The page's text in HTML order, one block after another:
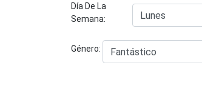
Día De La
Semana:
Género: